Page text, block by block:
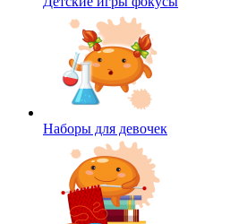
Наборы для девочек